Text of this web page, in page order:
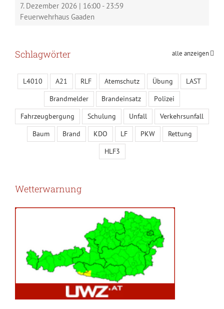
7. Dezember 2026 | 16:00 - 23:59
Feuerwehrhaus Gaaden
alle anzeigen
Schlagwörter
L4010 A21 RLF Atemschutz Übung
LAST
Brandmelder
Brandeinsatz
Polizei
Fahrzeugbergung
Schulung Unfall
Verkehrsunfall
Baum
Brand KDO LF PKW
Rettung
HLF3
Wetterwarnung